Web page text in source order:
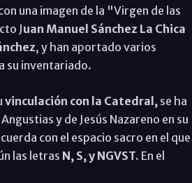
una imagen de la "Virgen de las
Juan Manuel Sánchez La Chica
, y han aportado varios
su inventariado.
vinculación con la Catedral, se ha
y de Jesús Nazareno en su
con el espacio sacro en el que
las letras N, S, y NGVST. En el